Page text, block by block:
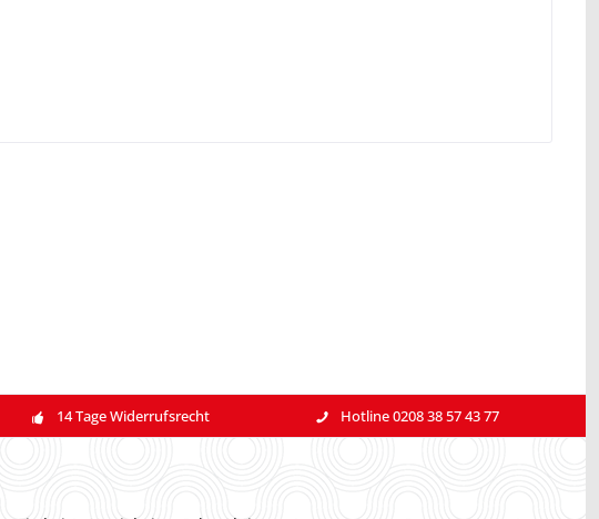
14 Tage Widerrufsrecht Hotline 0208 38 57 43 77